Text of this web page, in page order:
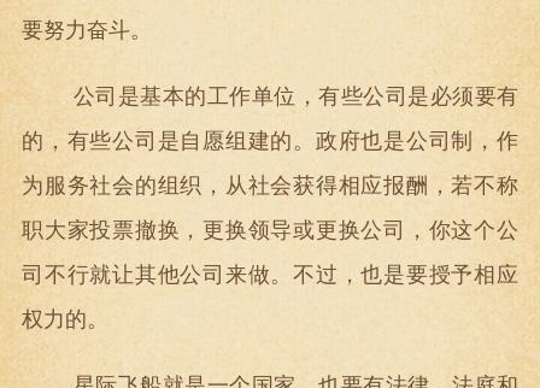
要努力奋斗。
公司是基本的工作单位，有些公司是必须要有
的，有些公司是自愿组建的。政府也是公司制，作
为服务社会的组织，从社会获得相应报酬，若不称
职大家投票撤换，更换领导或更换公司，你这个公
司不行就让其他公司来做。不过，也是要授予相应
权力的。